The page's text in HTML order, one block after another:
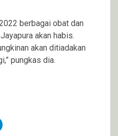
berbagai obat dan
akan habis.
akan ditiadakan
pungkas dia.
Klik